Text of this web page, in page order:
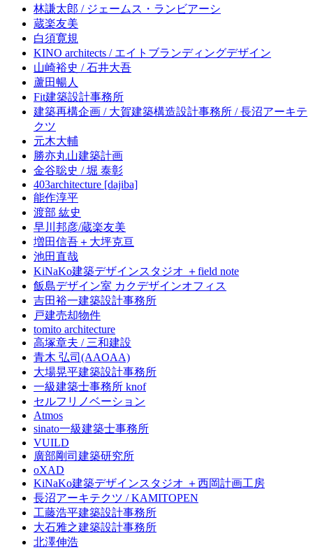
林謙太郎 / ジェームス・ランビアーシ
蔵楽友美
白須寛規
KINO architects / エイトブランディングデザイン
山崎裕史 / 石井大吾
蘆田暢人
Fit建築設計事務所
建築再構企画 / 大賀建築構造設計事務所 / 長沼アーキテ
クツ
元木大輔
勝亦丸山建築計画
金谷聡史 / 堀 泰彰
403architecture [dajiba]
能作淳平
渡部 紘史
早川邦彦/蔵楽友美
増田信吾＋大坪克亘
池田直哉
KiNaKo建築デザインスタジオ ＋field note
飯島デザイン室 カクデザインオフィス
吉田裕一建築設計事務所
戸建売却物件
tomito architecture
高塚章夫 / 三和建設
青木 弘司(AAOAA)
大場晃平建築設計事務所
一級建築士事務所 knof
セルフリノベーション
Atmos
sinato一級建築士事務所
VUILD
廣部剛司建築研究所
oXAD
KiNaKo建築デザインスタジオ ＋西岡計画工房
長沼アーキテクツ / KAMITOPEN
工藤浩平建築設計事務所
大石雅之建築設計事務所
北澤伸浩